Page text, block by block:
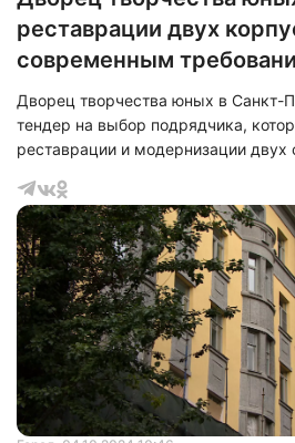
реставрации двух
современным
Дворец творчества юных в Санкт-
тендер на выбор подрядчика,
реставрации и модернизации двух
расположенные по адресам:
литера В, и набережная реки
Заявленная начальная стоимость
65,4 миллиона рублей. Об этом
агентство Gazeta.SPb.